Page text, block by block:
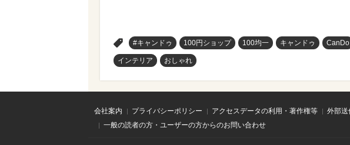
#キャンドゥ 100円ショップ 100均一 キャンドゥ CanDo
インテリア おしゃれ
会社案内 プライバシーポリシー アクセスデータの利用・著作権等 外部送
一般の読者の方・ユーザーの方からのお問い合わせ